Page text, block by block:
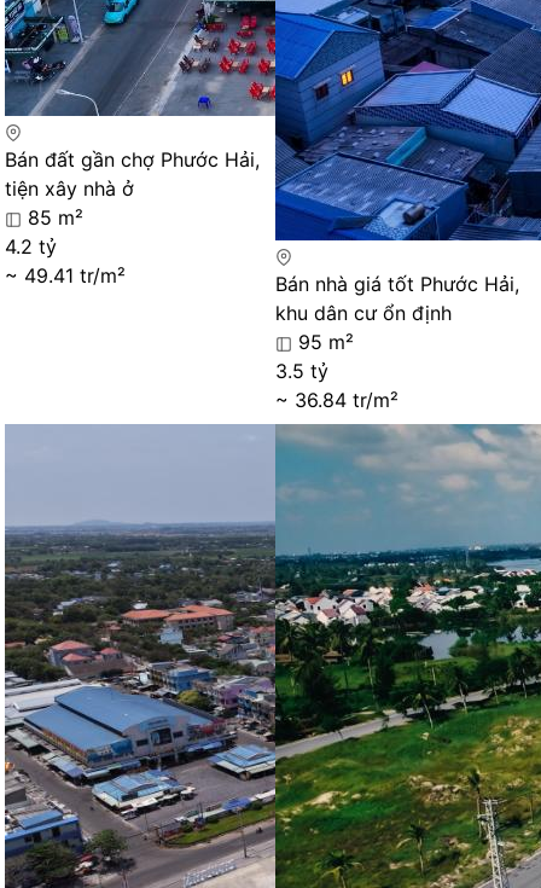
Bán đất gần chợ Phước Hải,
tiện xây nhà ở
85 m²
4.2 tỷ
~ 49.41 tr/m²
Bán nhà giá tốt Phước Hải,
khu dân cư ổn định
95 m²
3.5 tỷ
~ 36.84 tr/m²